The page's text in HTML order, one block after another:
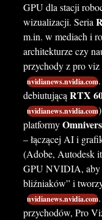
GPU dla stacji
wizualizacji. Seria
m.in. w mediach i
architekturze czy
przychody z pro viz
nvidianews.nvidia.com
debiutującąRTX
nvidianews.nvidia.com
platformy
– łączącej AI i
(Adobe, Autodesk
GPU NVIDIA, aby
bliźniaków” i
nvidianews.nvidia.com
przychodów, Pro